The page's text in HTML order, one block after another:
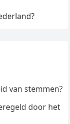
van stemmen?
door het